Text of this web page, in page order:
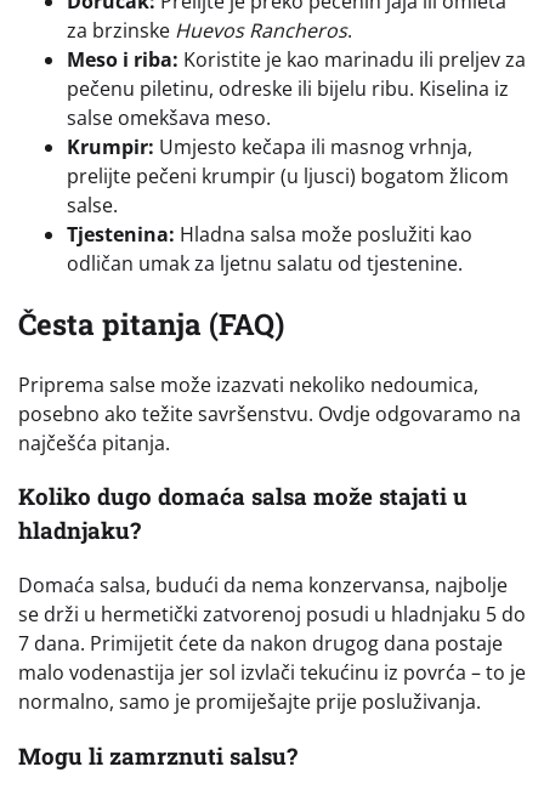
za brzinske Huevos Rancheros.
Meso i riba: Koristite je kao marinadu ili preljev za
pečenu piletinu, odreske ili bijelu ribu. Kiselina iz
salse omekšava meso.
Krumpir: Umjesto kečapa ili masnog vrhnja,
prelijte pečeni krumpir (u ljusci) bogatom žlicom
salse.
Tjestenina: Hladna salsa može poslužiti kao
odličan umak za ljetnu salatu od tjestenine.
Česta pitanja (FAQ)
Priprema salse može izazvati nekoliko nedoumica,
posebno ako težite savršenstvu. Ovdje odgovaramo na
najčešća pitanja.
Koliko dugo domaća salsa može stajati u
hladnjaku?
Domaća salsa, budući da nema konzervansa, najbolje
se drži u hermetički zatvorenoj posudi u hladnjaku 5 do
7 dana. Primijetit ćete da nakon drugog dana postaje
malo vodenastija jer sol izvlači tekućinu iz povrća – to je
normalno, samo je promiješajte prije posluživanja.
Mogu li zamrznuti salsu?